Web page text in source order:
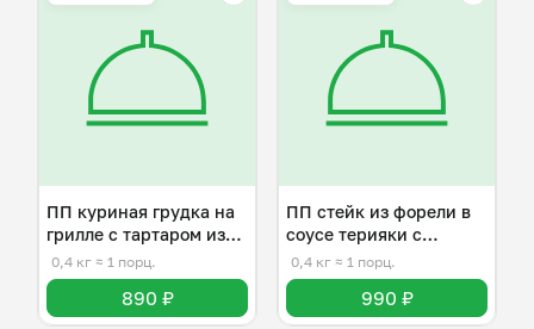
ПП куриная грудка на
грилле с тартаром из
манго
0,4 кг ≈ 1 порц.
890 ₽
ПП стейк из форели в
соусе терияки с
овощами
0,4 кг ≈ 1 порц.
990 ₽